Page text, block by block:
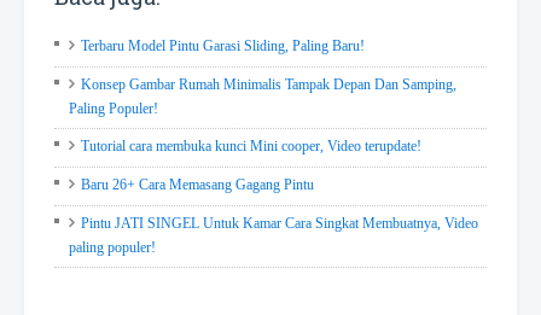
Terbaru Model Pintu Garasi Sliding, Paling Baru!
Konsep Gambar Rumah Minimalis Tampak Depan Dan Samping,
Paling Populer!
Tutorial cara membuka kunci Mini cooper, Video terupdate!
Baru 26+ Cara Memasang Gagang Pintu
Pintu JATI SINGEL Untuk Kamar Cara Singkat Membuatnya, Video
paling populer!